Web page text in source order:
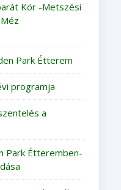
Kör -Metszési
Park Étterem
programja
a
Park Étteremben-